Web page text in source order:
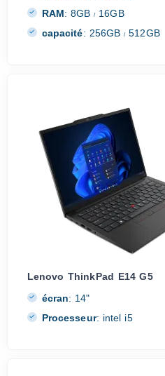
RAM: 8GB/ 16GB
capacité: 256GB/ 512GB
Lenovo ThinkPad E14 G5
écran: 14"
Processeur: intel i5